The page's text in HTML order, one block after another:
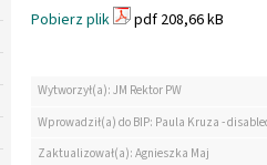
Pobierz plik
pdf 208,66 kB
Wytworzył(a): JM Rektor PW
Wprowadził(a) do BIP: Paula Kruza -
Zaktualizował(a): Agnieszka Maj